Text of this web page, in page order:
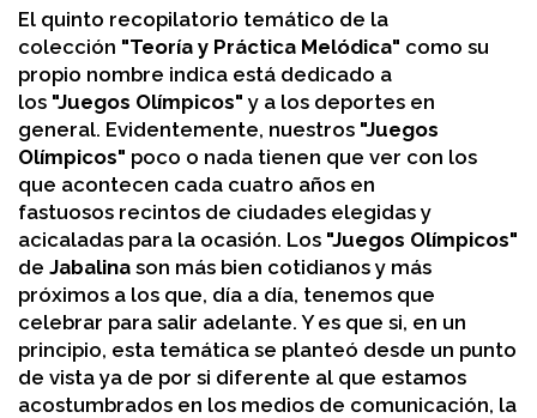
El quinto recopilatorio temático de la
colección "Teoría y Práctica Melódica" como su
propio nombre indica está dedicado a
los "Juegos Olímpicos" y a los deportes en
general. Evidentemente, nuestros "Juegos
Olímpicos" poco o nada tienen que ver con los
que acontecen cada cuatro años en
fastuosos recintos de ciudades elegidas y
acicaladas para la ocasión. Los "Juegos Olímpicos"
de Jabalina son más bien cotidianos y más
próximos a los que, día a día, tenemos que
celebrar para salir adelante. Y es que si, en un
principio, esta temática se planteó desde un punto
de vista ya de por si diferente al que estamos
acostumbrados en los medios de comunicación, la